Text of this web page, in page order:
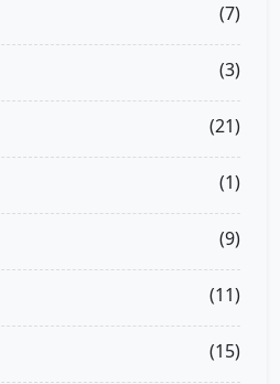
(7)
(3)
(21)
(1)
(9)
(11)
(15)